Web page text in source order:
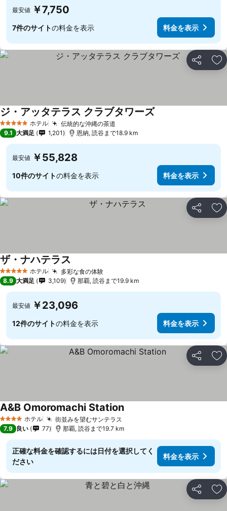
最安値 ￥7,750
7件のサイトの料金を表示 料金を表示
シェア お
5 ホテルのランク
ホテル 伝統的な沖縄の茶道
ジ・アッタテラス クラブタワーズ
9.1 大満足 1,201 恩納, 読谷まで18.9 km
最安値 ￥55,828
10件のサイトの料金を表示 料金を表示
シェア お
5 ホテルのランク
ホテル 多彩な食の体験
ザ・ナハテラス
8.9 大満足 3,109 那覇, 読谷まで19.9 km
最安値 ￥23,096
12件のサイトの料金を表示 料金を表示
シェア お
4 ホテルのランク
ホテル 街並みを望むサンテラス
A&B Omoromachi Station
7.9 良い 77 那覇, 読谷まで19.7 km
正確な料金を確認するには日付を選択してく
ださい
料金を表示
シェア お